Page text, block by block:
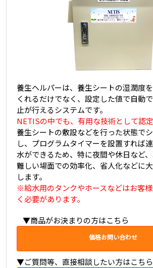
養生ヘルパーは、養生シートの湿潤度
くれるだけでなく、設定した値で自動
止が行えるシステムです。
NETISの中でも、有用な技術として認定
養生シートの敷設などを行った状態で
し、プログラムタイマーを設置すれば
水ができるため、特に夜間や休日など
難しい場面での効率化、省人化などに
します。
※給水用のタンクやホースなどはお客
く必要があります。
▼商品がお決まりの方はこちら
価格お問い合わせ
▼ご質問等、直接相談したい方はこちら